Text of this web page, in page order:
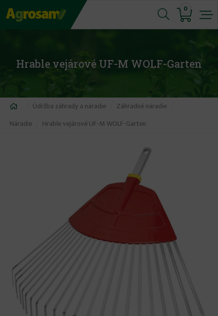
Jump
to
0
Hrable vejárové UF-M WOLF-Garten
Nachádzate
sa
Údržba záhrady a náradie
Záhradné náradie
Náradie
Hrable vejárové UF-M WOLF-Garten